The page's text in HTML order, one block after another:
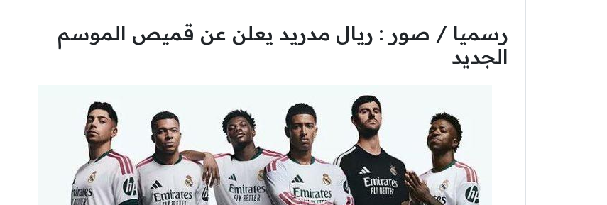
رسميا / صور : ريال مدريد يعلن عن قميص الموسم
الجديد